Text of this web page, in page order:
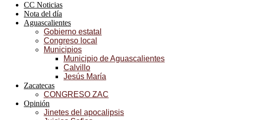
CC Noticias
Nota del día
Aguascalientes
Gobierno estatal
Congreso local
Municipios
Municipio de Aguascalientes
Calvillo
Jesús María
Zacatecas
CONGRESO ZAC
Opinión
Jinetes del apocalipsis